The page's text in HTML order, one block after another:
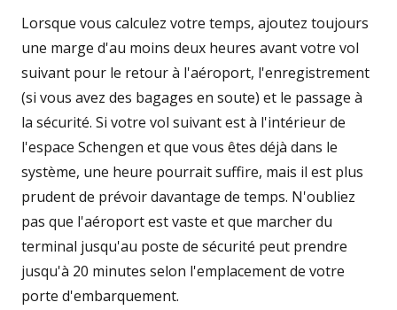
Lorsque vous calculez votre temps, ajoutez toujours
une marge d'au moins deux heures avant votre vol
suivant pour le retour à l'aéroport, l'enregistrement
(si vous avez des bagages en soute) et le passage à
la sécurité. Si votre vol suivant est à l'intérieur de
l'espace Schengen et que vous êtes déjà dans le
système, une heure pourrait suffire, mais il est plus
prudent de prévoir davantage de temps. N'oubliez
pas que l'aéroport est vaste et que marcher du
terminal jusqu'au poste de sécurité peut prendre
jusqu'à 20 minutes selon l'emplacement de votre
porte d'embarquement.